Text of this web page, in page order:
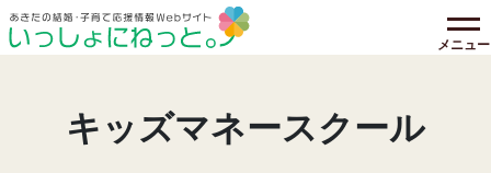
メニュー
キッズマネースクール